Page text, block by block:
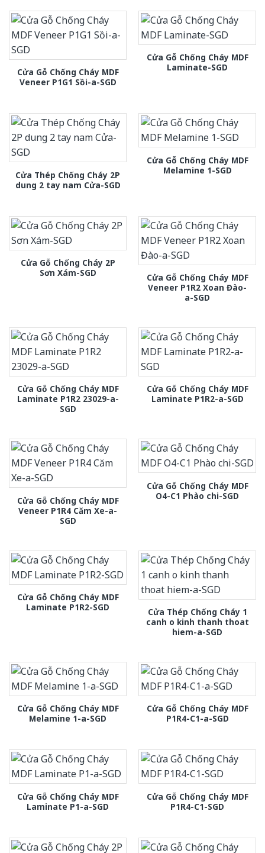
Cửa Gỗ Chống Cháy MDF
Veneer P1G1 Sồi-a-SGD
Cửa Gỗ Chống Cháy MDF
Laminate-SGD
Cửa Thép Chống Cháy 2P
dung 2 tay nam Cửa-SGD
Cửa Gỗ Chống Cháy MDF
Melamine 1-SGD
Cửa Gỗ Chống Cháy 2P
Sơn Xám-SGD
Cửa Gỗ Chống Cháy MDF
Veneer P1R2 Xoan Đào-
a-SGD
Cửa Gỗ Chống Cháy MDF
Laminate P1R2 23029-a-
SGD
Cửa Gỗ Chống Cháy MDF
Laminate P1R2-a-SGD
Cửa Gỗ Chống Cháy MDF
Veneer P1R4 Căm Xe-a-
SGD
Cửa Gỗ Chống Cháy MDF
O4-C1 Phào chi-SGD
Cửa Gỗ Chống Cháy MDF
Laminate P1R2-SGD
Cửa Thép Chống Cháy 1
canh o kinh thanh thoat
hiem-a-SGD
Cửa Gỗ Chống Cháy MDF
Melamine 1-a-SGD
Cửa Gỗ Chống Cháy MDF
P1R4-C1-a-SGD
Cửa Gỗ Chống Cháy MDF
Laminate P1-a-SGD
Cửa Gỗ Chống Cháy MDF
P1R4-C1-SGD